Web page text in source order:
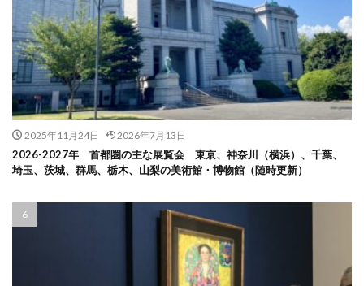
2025年11月24日 2026年7月13日
2026-2027年 首都圏の主な展覧会 東京、神奈川（横浜）、千葉、
埼玉、茨城、群馬、栃木、山梨の美術館・博物館（随時更新）